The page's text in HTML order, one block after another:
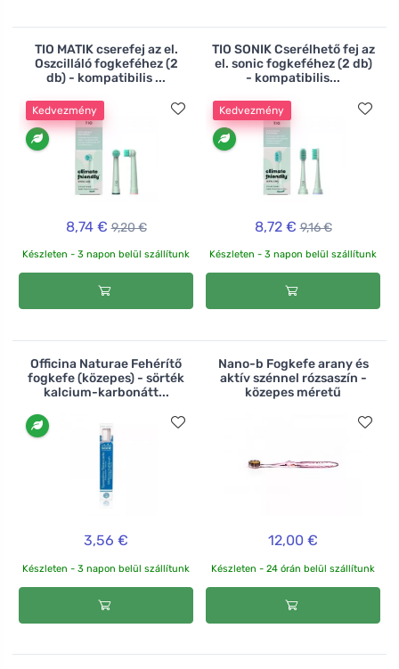
TIO MATIK cserefej az el.
Oszcilláló fogkeféhez (2
db) - kompatibilis ...
Kedvezmény
8,74 € 9,20 €
Készleten - 3 napon belül szállítunk
TIO SONIK Cserélhető fej az
el. sonic fogkeféhez (2 db)
- kompatibilis...
Kedvezmény
8,72 € 9,16 €
Készleten - 3 napon belül szállítunk
Officina Naturae Fehérítő
fogkefe (közepes) - sörték
kalcium-karbonátt...
3,56 €
Készleten - 3 napon belül szállítunk
Nano-b Fogkefe arany és
aktív szénnel rózsaszín -
közepes méretű
12,00 €
Készleten - 24 órán belül szállítunk